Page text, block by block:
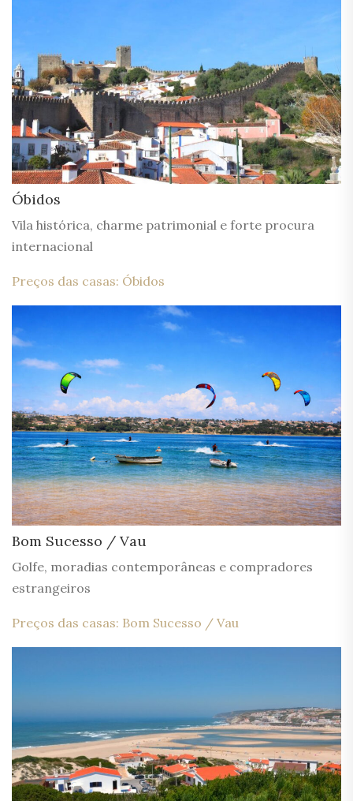
Óbidos
Vila histórica, charme patrimonial e forte procura
internacional
Preços das casas: Óbidos
Bom Sucesso / Vau
Golfe, moradias contemporâneas e compradores
estrangeiros
Preços das casas: Bom Sucesso / Vau